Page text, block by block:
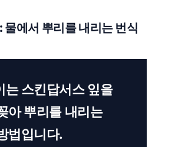
물에서 뿌리를 내리는 번식
는 스킨답서스 잎을
아 뿌리를 내리는
법입니다.